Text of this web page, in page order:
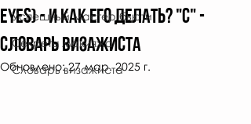
Успешный мастер бьюти
Секреты макияжа
Словарь визажиста
Eyes) - и как его делать? "с" -
словарь визажиста
Обновлено:27 мар. 2025 г.